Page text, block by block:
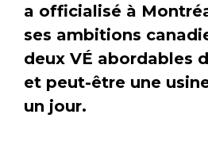
a officialisé à
ses ambitions
deux VÉ abordables
et peut-être une
un jour.